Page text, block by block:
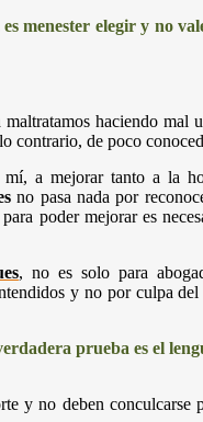
menester elegir y no
haciendo
contrario, de poco
mí, a mejorar tanto a la
no pasa nada por
poder mejorar es
, no es solo para
y no por culpa
prueba es el
y no deben conculcarse